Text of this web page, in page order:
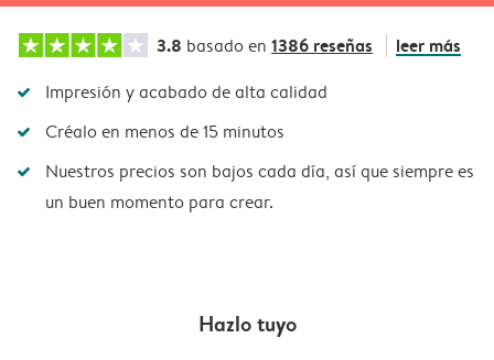
3.8 basado en 1386 reseñas leer más
Impresión y acabado de alta calidad
Créalo en menos de 15 minutos
Nuestros precios son bajos cada día, así que siempre es
un buen momento para crear.
Hazlo tuyo